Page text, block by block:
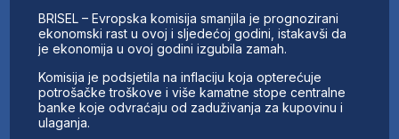
FINANSIJE
IZ STRANIH MEDIJA
AKTIVNOSTI
SWOT INTERVJU
UČLANI SE
KONTAKT
BRISEL – Evropska komisija smanjila je prognozirani
ekonomski rast u ovoj i sljedećoj godini, istakavši da
je ekonomija u ovoj godini izgubila zamah.
Komisija je podsjetila na inflaciju koja opterećuje
potrošačke troškove i više kamatne stope centralne
banke koje odvraćaju od zaduživanja za kupovinu i
ulaganja.